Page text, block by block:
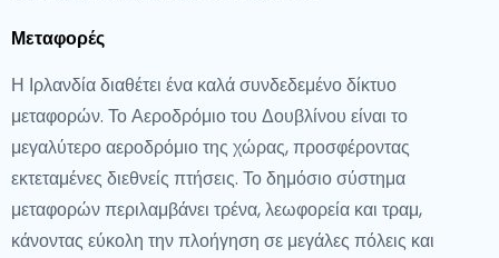
Μεταφορές
Η Ιρλανδία διαθέτει ένα καλά συνδεδεμένο δίκτυο
μεταφορών. Το Αεροδρόμιο του Δουβλίνου είναι το
μεγαλύτερο αεροδρόμιο της χώρας, προσφέροντας
εκτεταμένες διεθνείς πτήσεις. Το δημόσιο σύστημα
μεταφορών περιλαμβάνει τρένα, λεωφορεία και τραμ,
κάνοντας εύκολη την πλοήγηση σε μεγάλες πόλεις και